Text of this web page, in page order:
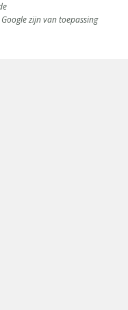
zijn van toepassing